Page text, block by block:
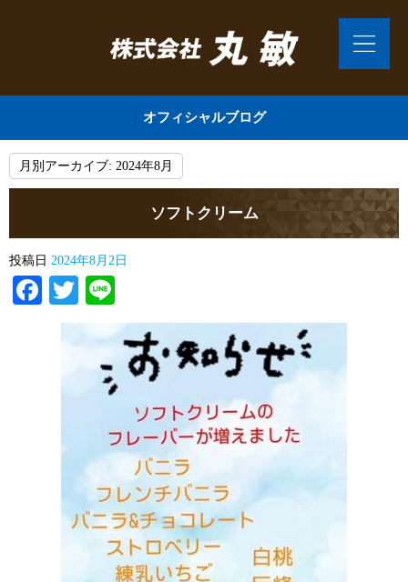
オフィシャルブログ
月別アーカイブ: 2024年8月
ソフトクリーム
投稿日 2024年8月2日
Facebook
Twitter